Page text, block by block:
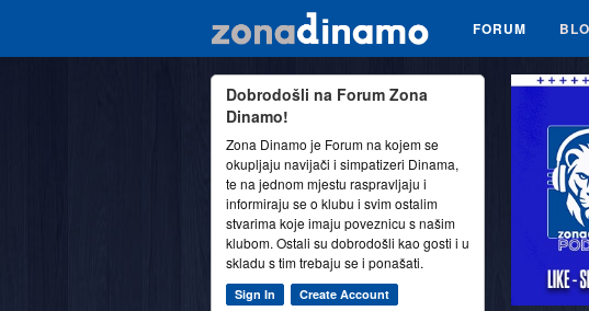
FORUM
Dobrodošli na Forum Zona
Dinamo!
Zona Dinamo je Forum na kojem se
okupljaju navijači i simpatizeri Dinama,
te na jednom mjestu raspravljaju i
informiraju se o klubu i svim ostalim
stvarima koje imaju poveznicu s našim
klubom. Ostali su dobrodošli kao gosti i u
skladu s tim trebaju se i ponašati.
Sign In Create Account